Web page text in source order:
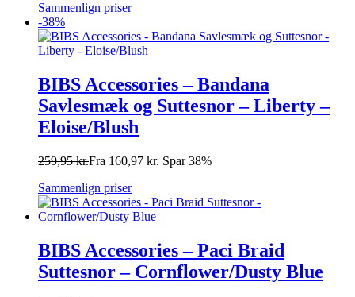
Sammenlign priser
-38%
BIBS Accessories – Bandana
Savlesmæk og Suttesnor – Liberty –
Eloise/Blush
259,95kr.Fra 160,97 kr. Spar 38%
Sammenlign priser
BIBS Accessories – Paci Braid
Suttesnor – Cornflower/Dusty Blue